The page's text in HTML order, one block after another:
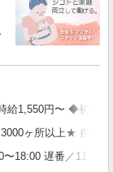
給1,550円〜 ◆初任
ヶ所以上★ 自宅
〜18:00 遅番／